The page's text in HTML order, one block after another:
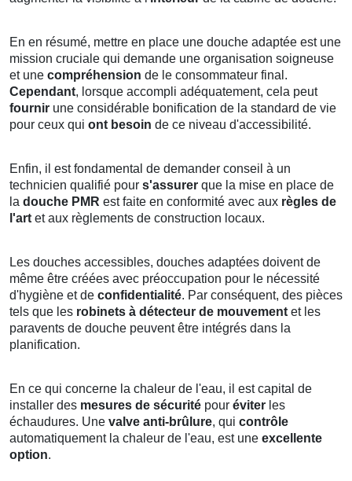
En en résumé, mettre en place une douche adaptée est une
mission cruciale qui demande une organisation soigneuse
et une compréhension de le consommateur final.
Cependant, lorsque accompli adéquatement, cela peut
fournir une considérable bonification de la standard de vie
pour ceux qui ont besoin de ce niveau d'accessibilité.
Enfin, il est fondamental de demander conseil à un
technicien qualifié pour s'assurer que la mise en place de
la douche PMR est faite en conformité avec aux règles de
l'art et aux règlements de construction locaux.
Les douches accessibles, douches adaptées doivent de
même être créées avec préoccupation pour le nécessité
d'hygiène et de confidentialité. Par conséquent, des pièces
tels que les robinets à détecteur de mouvement et les
paravents de douche peuvent être intégrés dans la
planification.
En ce qui concerne la chaleur de l'eau, il est capital de
installer des mesures de sécurité pour éviter les
échaudures. Une valve anti-brûlure, qui contrôle
automatiquement la chaleur de l'eau, est une excellente
option.